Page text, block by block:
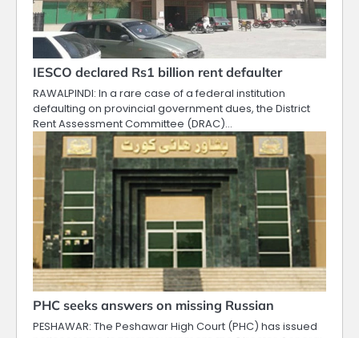
IESCO declared Rs1 billion rent defaulter
RAWALPINDI: In a rare case of a federal institution
defaulting on provincial government dues, the District
Rent Assessment Committee (DRAC)…
PHC seeks answers on missing Russian
PESHAWAR: The Peshawar High Court (PHC) has issued